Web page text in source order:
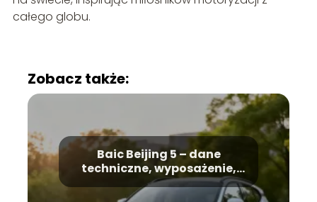
całego globu.
Zobacz także:
Baic Beijing 5 – dane
techniczne, wyposażenie,
opinie